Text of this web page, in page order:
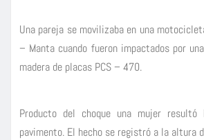
Una pareja se movilizaba en una
– Manta cuando fueron impactados por
madera de placas PCS – 470.
Producto del choque una mujer
pavimento. El hecho se registró a la altura